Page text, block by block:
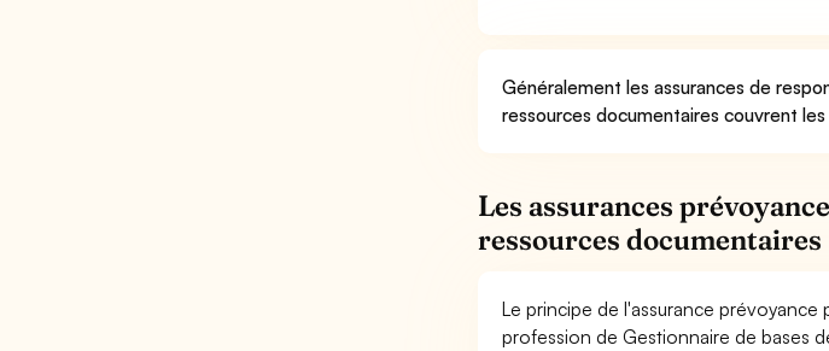
Généralement les assurances de
ressources documentaires couvrent
Les assurances
ressources documentaires
Le principe de l'assurance
profession de Gestionnaire de bases